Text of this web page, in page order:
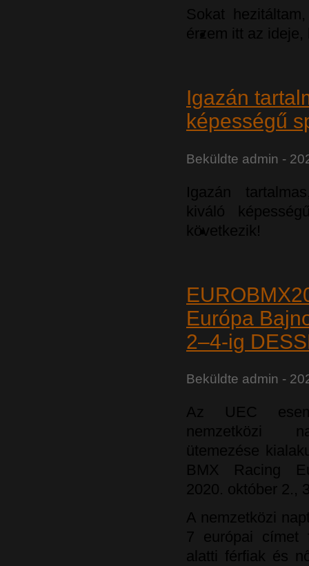
Sokat
érzem itt az
Igazán
képességű
Beküldte admin -
Igazán
kiváló
következik!
Európa
2–4-ig
Beküldte admin -
Az UEC
nemzetközi
ütemezése
BMX Racing
2020. október 2.,
A nemzetközi
7 európai címet
alatti férfiak és